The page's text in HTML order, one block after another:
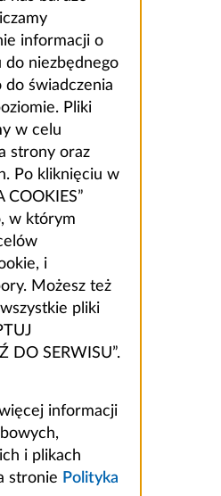
informacji o
do niezbędnego
do świadczenia
Pliki
w celu
strony oraz
Po kliknięciu w
COOKIES”
w którym
i
Możesz też
pliki
DO SERWISU”.
informacji
i plikach
stronie Polityka